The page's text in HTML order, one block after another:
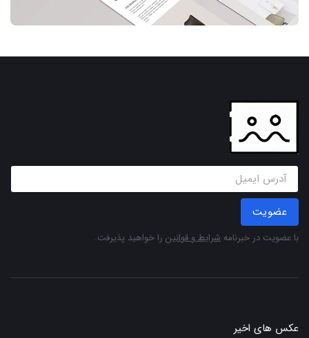
عضویت
با عضویت در خبرنامه شرایط و قوانین را خواهید پذیرفت.
عکس های اخیر